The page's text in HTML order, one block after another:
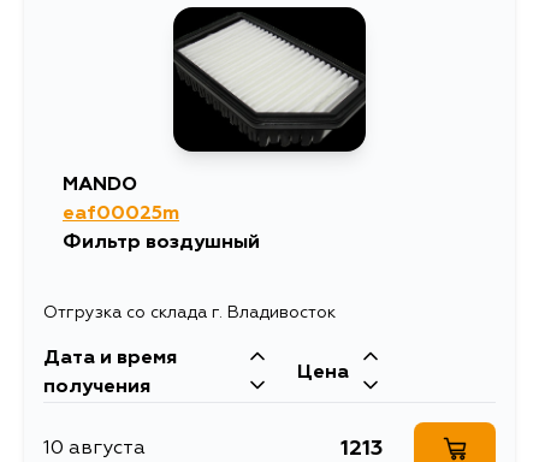
880
1864
15 августа
MANDO
eaf00025m
Фильтр воздушный
Отгрузка со склада г. Владивосток
Дата и время
получения
Цена
10 августа 1213